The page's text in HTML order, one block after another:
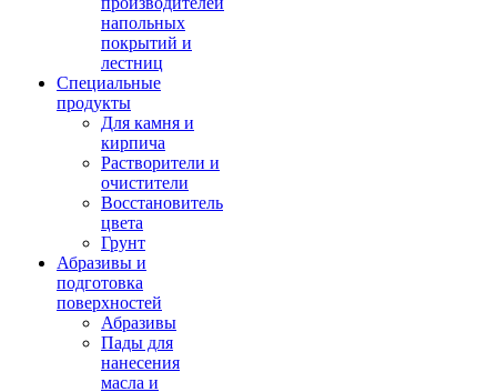
напольных
покрытий и
лестниц
Специальные
продукты
Для камня и
кирпича
Растворители и
очистители
Восстановитель
цвета
Грунт
Абразивы и
подготовка
поверхностей
Абразивы
Пады для
нанесения
масла и